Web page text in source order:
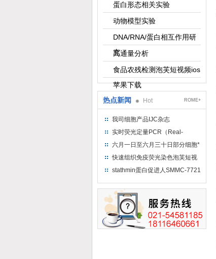
蛋白形态相关实验
动物模型实验
DNA/RNA/蛋白相互作用研
究
高通量分析
食品农残检测泡芙短视频ios
苹果下载
热点新闻
Hot ROME+
我司细胞产品IJC杂志
实时荧光定量PCR（Real-
TimePCR）实验流程
六月一日至六月三十日部分细胞*
快速组织免疫荧光染色泡芙短视
频ios苹果下载
stathmin蛋白促进人SMMC-7721